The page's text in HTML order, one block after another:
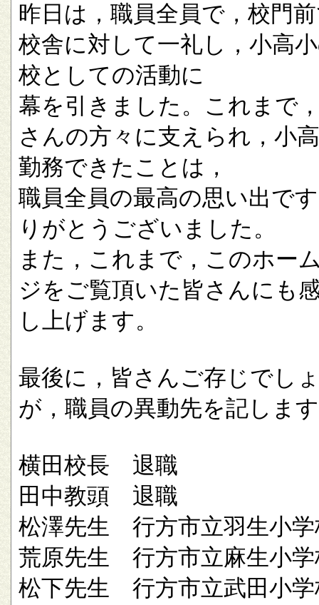
昨日は，職員全員で，校門
校舎に対して一礼し，小高
校としての活動に
幕を引きました。これまで
さんの方々に支えられ，小
勤務できたことは，
職員全員の最高の思い出で
りがとうございました。
また，これまで，このホー
ジをご覧頂いた皆さんにも
し上げます。
最後に，皆さんご存じでし
が，職員の異動先を記しま
横田校長 退職
田中教頭 退職
松澤先生 行方市立羽生小学
荒原先生 行方市立麻生小学
松下先生 行方市立武田小学